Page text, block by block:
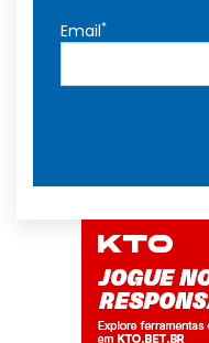
Email*